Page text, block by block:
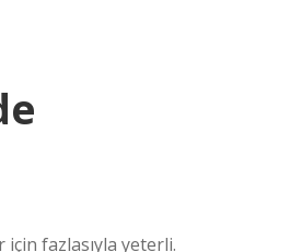
için fazlasıyla yeterli.